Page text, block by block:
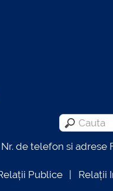
Nr. de telefon si adrese
Publice Relații